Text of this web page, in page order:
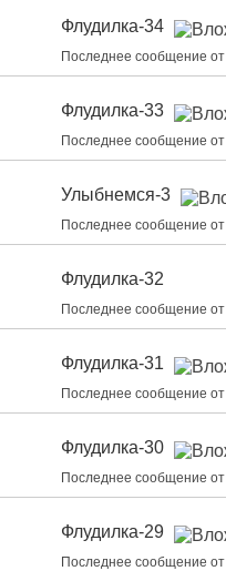
Флудилка-34
Последнее сообщение от
Флудилка-33
Последнее сообщение от
Улыбнемся-3
Последнее сообщение от
Флудилка-32
Последнее сообщение от
Флудилка-31
Последнее сообщение от
Флудилка-30
Последнее сообщение от
Флудилка-29
Последнее сообщение от